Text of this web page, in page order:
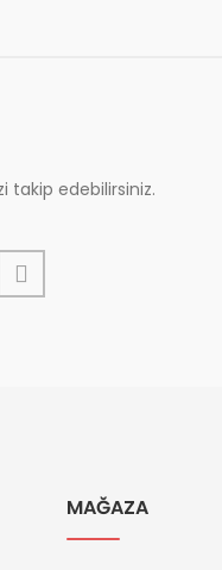
takip edebilirsiniz.
MAĞAZA